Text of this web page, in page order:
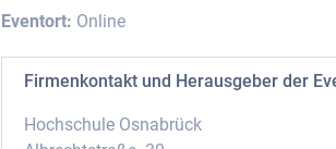
Eventort: Online
Firmenkontakt und Herausgeber der
Hochschule Osnabrück